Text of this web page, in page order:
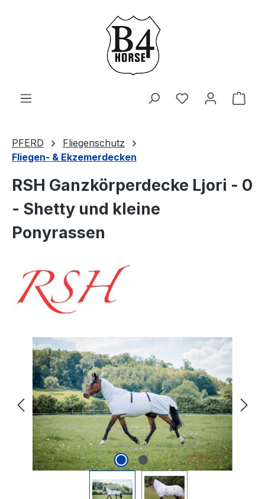
Zum Hauptinhalt springen
Du hast 0
PFERD
Fliegenschutz
Fliegen- & Ekzemerdecken
RSH Ganzkörperdecke Ljori - 0
- Shetty und kleine
Ponyrassen